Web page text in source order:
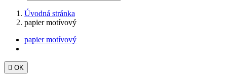
Úvodná stránka
papier motívový
papier motívový
 OK